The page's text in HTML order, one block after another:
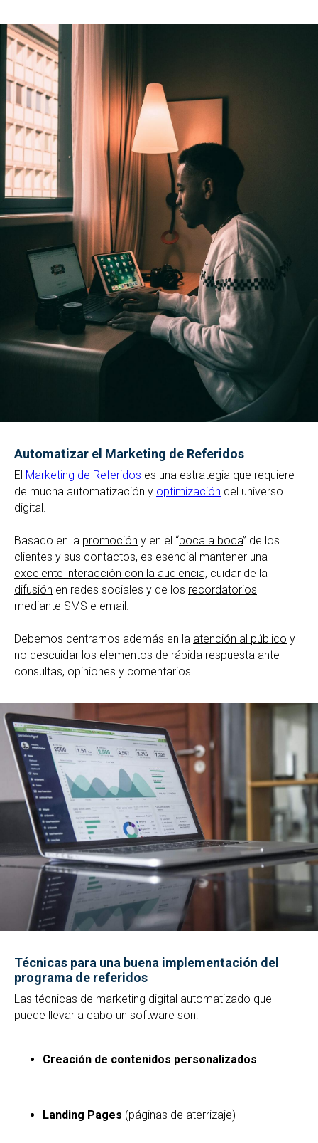
Automatizar el Marketing de Referidos
El Marketing de Referidos es una estrategia que requiere
de mucha automatización y optimización del universo
digital.
Basado en la promoción y en el “boca a boca” de los
clientes y sus contactos, es esencial mantener una
excelente interacción con la audiencia, cuidar de la
difusión en redes sociales y de los recordatorios
mediante SMS e email.
Debemos centrarnos además en la atención al público y
no descuidar los elementos de rápida respuesta ante
consultas, opiniones y comentarios.
Técnicas para una buena implementación del
programa de referidos
Las técnicas de marketing digital automatizado que
puede llevar a cabo un software son:
Creación de contenidos personalizados
Landing Pages (páginas de aterrizaje)